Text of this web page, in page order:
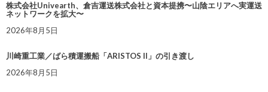
株式会社Univearth、倉吉運送株式会社と資本提携〜山陰エリアへ実運送
ネットワークを拡大〜
2026年8月5日
川崎重工業／ばら積運搬船「ARISTOS II」の引き渡し
2026年8月5日